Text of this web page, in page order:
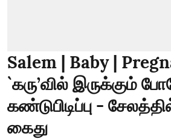
Salem | Baby |
`கரு’வில் இருக்கும்
கண்டுபிடிப்பு -
கைது